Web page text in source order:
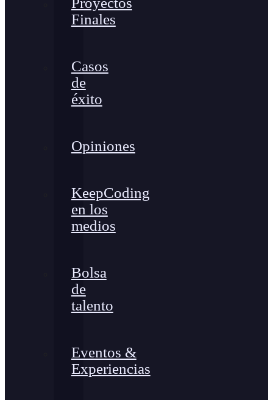
Finales
Casos
de
éxito
Opiniones
KeepCoding
en los
medios
Bolsa
de
talento
Eventos &
Experiencias